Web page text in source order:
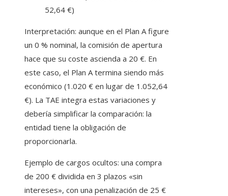
52,64 €)
Interpretación: aunque en el Plan A figure
un 0 % nominal, la comisión de apertura
hace que su coste ascienda a 20 €. En
este caso, el Plan A termina siendo más
económico (1.020 € en lugar de 1.052,64
€). La TAE integra estas variaciones y
debería simplificar la comparación: la
entidad tiene la obligación de
proporcionarla.
Ejemplo de cargos ocultos: una compra
de 200 € dividida en 3 plazos «sin
intereses», con una penalización de 25 €